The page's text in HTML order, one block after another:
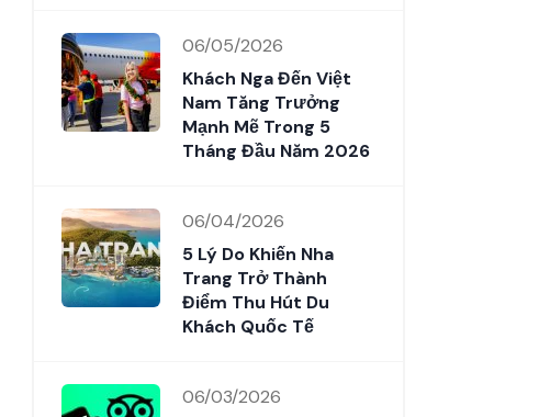
06/05/2026
Khách Nga Đến Việt
Nam Tăng Trưởng
Mạnh Mẽ Trong 5
Tháng Đầu Năm 2026
06/04/2026
5 Lý Do Khiến Nha
Trang Trở Thành
Điểm Thu Hút Du
Khách Quốc Tế
06/03/2026